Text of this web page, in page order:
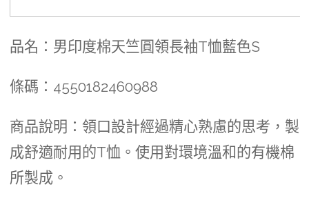
品名：男印度棉天竺圓領長袖T恤藍色S
條碼：4550182460988
商品說明：領口設計經過精心熟慮的思考，製
成舒適耐用的T恤。使用對環境溫和的有機棉
所製成。